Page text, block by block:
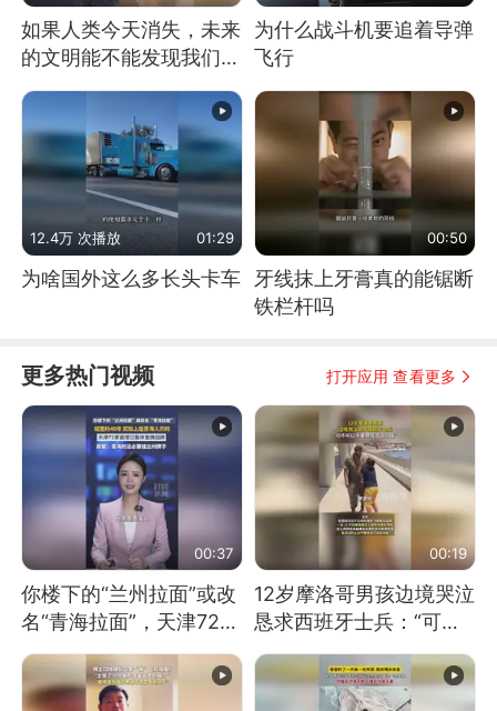
如果人类今天消失，未来
的文明能不能发现我们存
为什么战斗机要追着导弹
飞行
12.4万 次播放 01:29
为啥国外这么多长头卡车
00:50
牙线抹上牙膏真的能锯断
铁栏杆吗
更多热门视频 打开应用 查看更多
00:37
你楼下的“兰州拉面”或改
名“青海拉面”，天津72家
面馆已集体更换招牌
00:19
12岁摩洛哥男孩边境哭泣
恳求西班牙士兵：“可不
可以不要把我遣返回国”